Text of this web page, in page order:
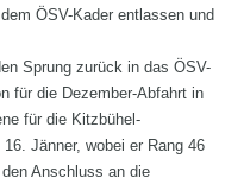
ÖSV-Kader entlassen und
Sprung zurück in das ÖSV-
für die Dezember-Abfahrt in
für die Kitzbühel-
Jänner, wobei er Rang 46
Anschluss an die